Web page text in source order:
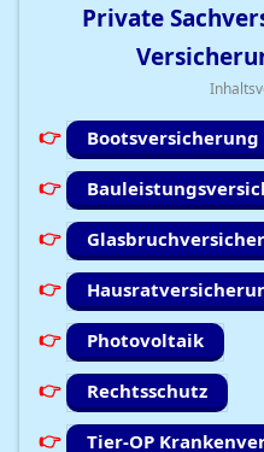
Private
Bootsversicherung
Photovoltaik
Rechtsschutz
Tier-OP